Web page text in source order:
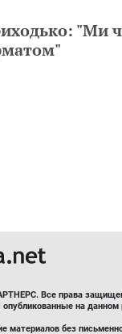
"Ми
Все права
на данном
материалов без